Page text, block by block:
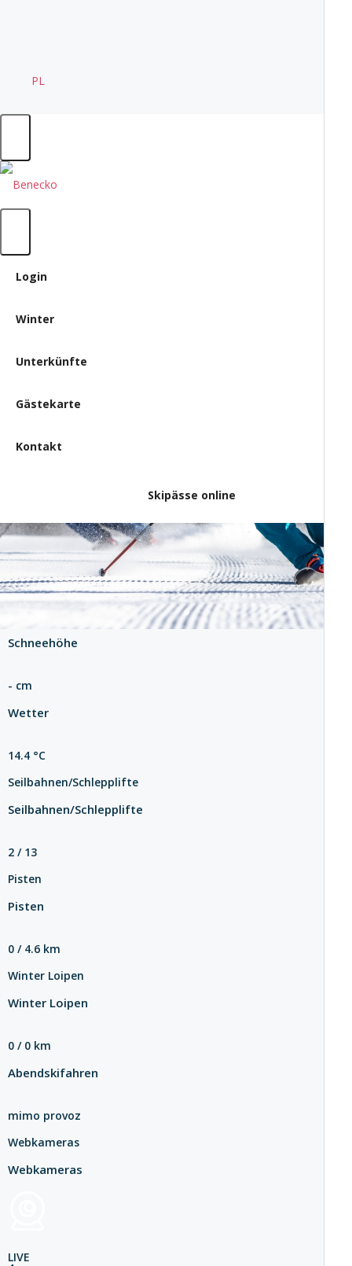
PL
Sommer
Winter
Unterkünfte
Gästekarte
Kontakt
Skipässe online
Login
Winter voller Erlebnisse?
Schneehöhe
- cm
Wetter
14.4 °C
Seilbahnen/Schlepplifte
Seilbahnen/Schlepplifte
2 / 13
Pisten
Pisten
0 / 4.6 km
Winter Loipen
Winter Loipen
0 / 0 km
Abendskifahren
mimo provoz
Webkameras
Webkameras
LIVE